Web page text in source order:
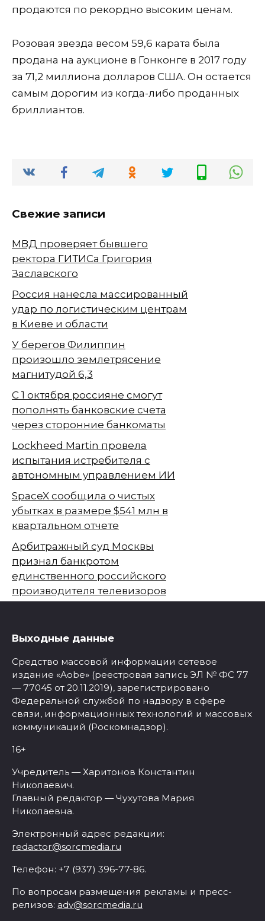
продаются по рекордно высоким ценам.
Розовая звезда весом 59,6 карата была
продана на аукционе в Гонконге в 2017 году
за 71,2 миллиона долларов США. Он остается
самым дорогим из когда-либо проданных
бриллиантов.
Свежие записи
МВД проверяет бывшего
ректора ГИТИСа Григория
Заславского
Россия нанесла массированный
удар по логистическим центрам
в Киеве и области
У берегов Филиппин
произошло землетрясение
магнитудой 6,3
С 1 октября россияне смогут
пополнять банковские счета
через сторонние банкоматы
Lockheed Martin провела
испытания истребителя с
автономным управлением ИИ
SpaceX сообщила о чистых
убытках в размере $541 млн в
квартальном отчете
Арбитражный суд Москвы
признал банкротом
единственного российского
производителя телевизоров
Выходные данные
Средство массовой информации сетевое
издание «Aobe» (реестровая запись ЭЛ № ФС 77
— 77045 от 20.11.2019), зарегистрировано
Федеральной службой по надзору в сфере
связи, информационных технологий и массовых
коммуникаций (Роскомнадзор).
16+
Учредитель — Харитонов Константин
Николаевич.
Главный редактор — Чухутова Мария
Николаевна.
Электронный адрес редакции:
redactor@sorcmedia.ru
Телефон: +7 (937) 396-77-86.
По вопросам размещения рекламы и пресс-
релизов: adv@sorcmedia.ru